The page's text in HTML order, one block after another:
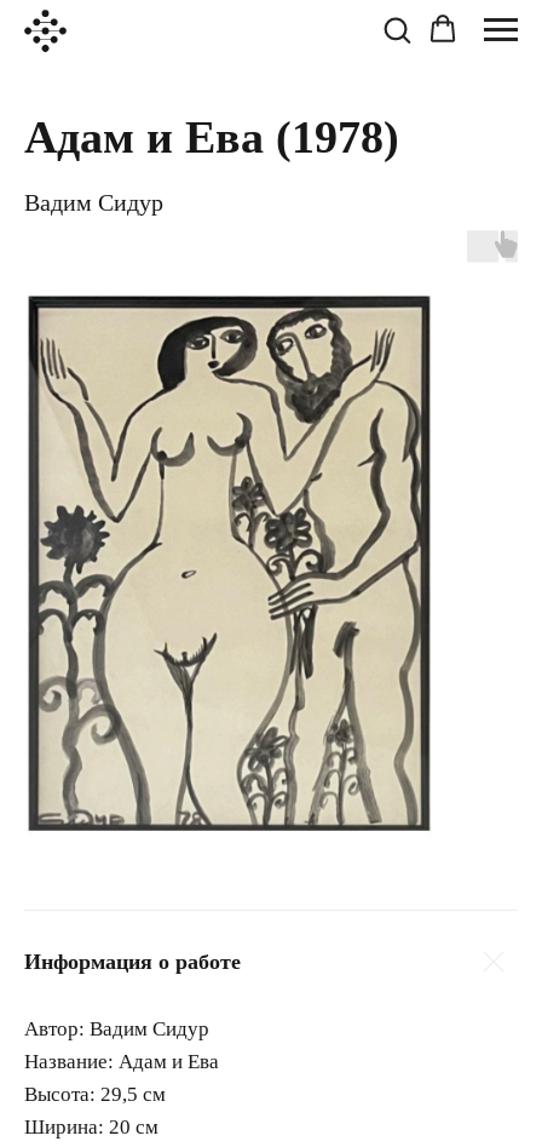
Адам и Ева (1978)
Вадим Сидур
Информация о работе
Автор: Вадим Сидур
Название: Адам и Ева
Высота: 29,5 см
Ширина: 20 см